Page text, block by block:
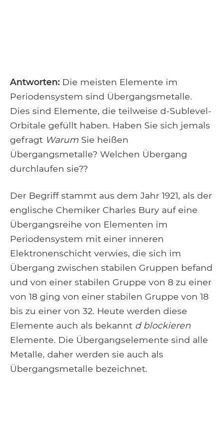
Antworten: Die meisten Elemente im
Periodensystem sind Übergangsmetalle.
Dies sind Elemente, die teilweise d-Sublevel-
Orbitale gefüllt haben. Haben Sie sich jemals
gefragt Warum Sie heißen
Übergangsmetalle? Welchen Übergang
durchlaufen sie??
Der Begriff stammt aus dem Jahr 1921, als der
englische Chemiker Charles Bury auf eine
Übergangsreihe von Elementen im
Periodensystem mit einer inneren
Elektronenschicht verwies, die sich im
Übergang zwischen stabilen Gruppen befand
und von einer stabilen Gruppe von 8 zu einer
von 18 ging von einer stabilen Gruppe von 18
bis zu einer von 32. Heute werden diese
Elemente auch als bekannt d blockieren
Elemente. Die Übergangselemente sind alle
Metalle, daher werden sie auch als
Übergangsmetalle bezeichnet.